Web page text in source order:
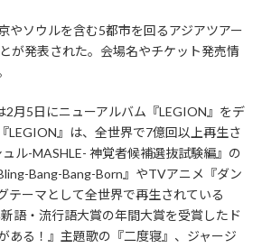
やソウルを含む5都市を回るアジアツアー
が発表された。会場名やチケット発売情
月5日にニューアルバム『LEGION』をデ
LEGION』は、全世界で7億回以上再生さ
ル-MASHLE- 神覚者候補選抜試験編』の
Bang-Bang-Born』やTVアニメ『ダン
テーマとして全世界で再生されている
語・流行語大賞の年間大賞を受賞したド
ある！』主題歌の『二度寝』、ジャージ